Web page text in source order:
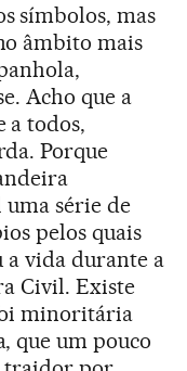
símbolos, mas
âmbito mais
Acho que a
a todos,
Porque
série de
pelos quais
vida durante a
Civil. Existe
minoritária
que um pouco